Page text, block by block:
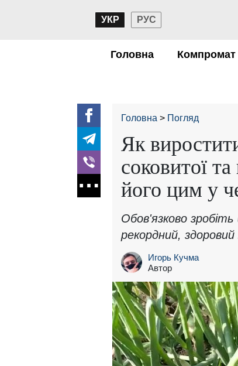
УКР РУС
Головна Компромат
Головна Погляд
Як
соковитої
його цим у
Обов'язково
рекордний,
Игорь Кучма
Автор